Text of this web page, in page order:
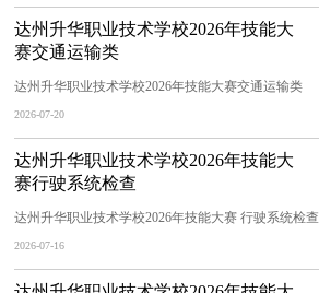
达州升华职业技术学校2026年技能大
赛交通运输类
达州升华职业技术学校2026年技能大赛交通运输类
2026-07-20
达州升华职业技术学校2026年技能大
赛行驶系统检查
达州升华职业技术学校2026年技能大赛 行驶系统检查
2026-07-16